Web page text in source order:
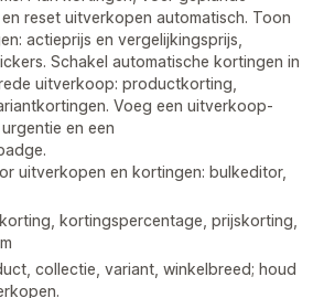
reset uitverkopen automatisch. Toon
actieprijs en vergelijkingsprijs,
Schakel automatische kortingen in
uitverkoop: productkorting,
Voeg een uitverkoop-
en een
uitverkopen en kortingen: bulkeditor,
kortingspercentage, prijskorting,
collectie, variant, winkelbreed; houd